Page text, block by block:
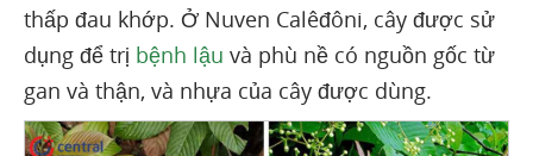
thấp đau khớp. Ở Nuven Calêđôni, cây được sử
dụng để trị bệnh lậu và phù nề có nguồn gốc từ
gan và thận, và nhựa của cây được dùng.